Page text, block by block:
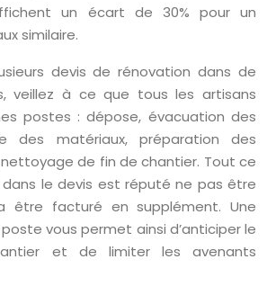
un écart de 30% pour un
similaire.
devis de rénovation dans de
veillez à ce que tous les artisans
postes : dépose, évacuation des
des matériaux, préparation des
de fin de chantier. Tout ce
dans le devis est réputé ne pas être
être facturé en supplément. Une
vous permet ainsi d’anticiper le
et de limiter les avenants